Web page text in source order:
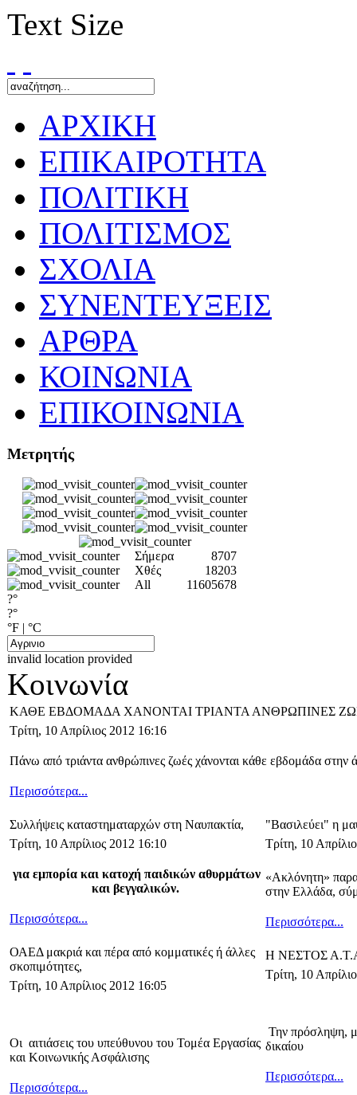
Text Size
ΑΡΧΙΚΗ
ΕΠΙΚΑΙΡΟΤΗΤΑ
ΠΟΛΙΤΙΚΗ
ΠΟΛΙΤΙΣΜΟΣ
ΣΧΟΛΙΑ
ΣΥΝΕΝΤΕΥΞΕΙΣ
ΑΡΘΡΑ
ΚΟΙΝΩΝΙΑ
ΕΠΙΚΟΙΝΩΝΙΑ
Μετρητής
Σήμερα
8707
Χθές
18203
All
11605678
?°
?°
°F | °C
invalid location provided
Κοινωνία
ΚΑΘΕ ΕΒΔΟΜΑΔΑ ΧΑΝΟΝΤΑΙ ΤΡΙΑΝΤΑ ΑΝΘΡΩΠΙΝΕΣ
Τρίτη, 10 Απρίλιος 2012 16:16
Πάνω από τριάντα ανθρώπινες ζωές χάνονται κάθε εβδομάδα στην
Περισσότερα...
Συλλήψεις καταστηματαρχών στη Ναυπακτία,
Τρίτη, 10 Απρίλιος 2012 16:10
για εμπορία και κατοχή παιδικών αθυρμάτων
και βεγγαλικών.
Περισσότερα...
ΟΑΕΔ μακριά και πέρα από κομματικές ή άλλες
σκοπιμότητες,
Τρίτη, 10 Απρίλιος 2012 16:05
Οι αιτιάσεις του υπεύθυνου του Τομέα Εργασίας
και Κοινωνικής Ασφάλισης
Περισσότερα...
"Βασιλεύει" η
Τρίτη, 10
«Ακλόνητη»
στην Ελλάδα,
Περισσότερα...
Η ΝΕΣΤΟΣ
Τρίτη, 10
Την πρόσληψη,
δικαίου
Περισσότερα...